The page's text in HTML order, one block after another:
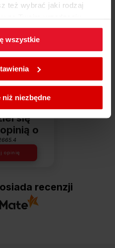
też wybrać jaki rodzaj
na Twoim urządzeniu,
wybrane przez Ciebie
w zakładkę
wszystkie
niezbędne
trochę więcej poczytać o
lub sprzęcie? Wejdź do
znajdziesz wszystko, co
się
o
opinię
recenzji